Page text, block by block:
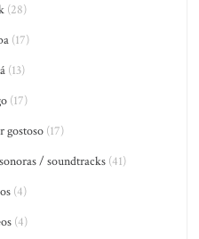
(28)
(17)
(13)
(17)
gostoso (17)
/ soundtracks(41)
(4)
(4)